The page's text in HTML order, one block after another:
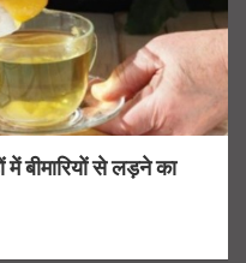
बीमारियों से लड़ने का